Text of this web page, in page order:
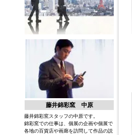
藤井錦彩窯 中原
藤井錦彩窯スタッフの中原です。
錦彩窯での仕事は、個展の企画や個展で
各地の百貨店や画廊を訪問して作品の説